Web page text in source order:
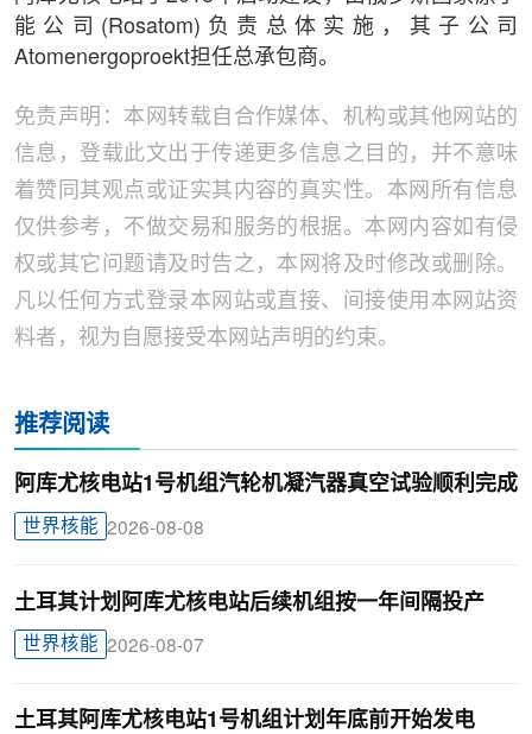
能公司(Rosatom)负责总体实施，其子公司
Atomenergoproekt担任总承包商。
免责声明：本网转载自合作媒体、机构或其他网站的
信息，登载此文出于传递更多信息之目的，并不意味
着赞同其观点或证实其内容的真实性。本网所有信息
仅供参考，不做交易和服务的根据。本网内容如有侵
权或其它问题请及时告之，本网将及时修改或删除。
凡以任何方式登录本网站或直接、间接使用本网站资
料者，视为自愿接受本网站声明的约束。
推荐阅读
阿库尤核电站1号机组汽轮机凝汽器真空试验顺利完成
世界核能 2026-08-08
土耳其计划阿库尤核电站后续机组按一年间隔投产
世界核能 2026-08-07
土耳其阿库尤核电站1号机组计划年底前开始发电